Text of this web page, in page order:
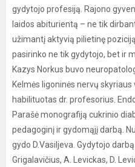
gydytojo profesiją. Rajono
laidos abiturientą – ne tik
užimantį aktyvią pilietinę
pasirinko ne tik gydytojo, bet ir
Kazys Norkus buvo
Kelmės ligoninės nervų
habilituotas dr. profesorius.
Parašė monografiją cukrinio
pedagoginį ir gydomąjį darbą.
gydo D.Vasiljeva. Gydytojo
Grigalavičius, A. Levickas, D.